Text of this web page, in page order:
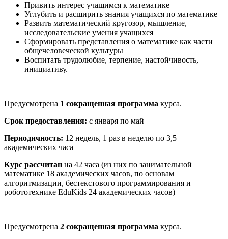
Привить интерес учащимся к математике
Углубить и расширить знания учащихся по математике
Развить математический кругозор, мышление,
исследовательские умения учащихся
Сформировать представления о математике как части
общечеловеческой культуры
Воспитать трудолюбие, терпение, настойчивость,
инициативу.
Предусмотрена 1 сокращенная программа курса.
Срок предоставления: с января по май
Периодичность: 12 недель, 1 раз в неделю по 3,5
академических часа
Курс рассчитан на 42 часа (из них по занимательной
математике 18 академических часов, по основам
алгоритмизации, бестекстового программирования и
робототехнике EduKids 24 академических часов)
Предусмотрена 2 сокращенная программа курса.